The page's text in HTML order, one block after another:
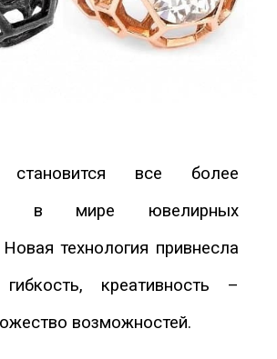
становится все более
в мире ювелирных
технология привнесла
креативность –
возможностей.